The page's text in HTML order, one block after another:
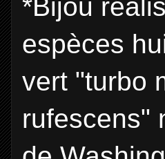
*Bijou
espèces
vert "turbo
rufescens"